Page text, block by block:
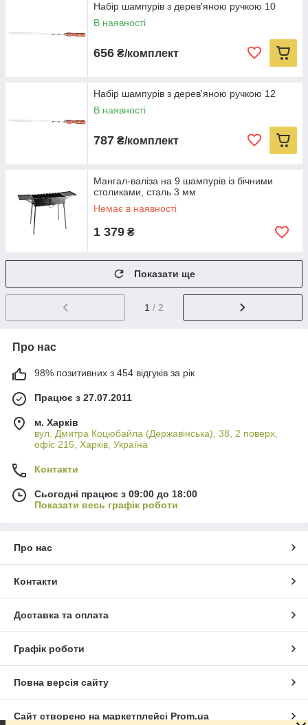
Набір шампурів з дерев'яною ручкою 10
В наявності
656 ₴/комплект
Набір шампурів з дерев'яною ручкою 12
В наявності
787 ₴/комплект
Мангал-валіза на 9 шампурів із бічними
столиками, сталь 3 мм
Немає в наявності
1 379 ₴
Показати ще
1 / 2
Про нас
98% позитивних з 454 відгуків за рік
Працює з 27.07.2011
м. Харків
вул. Дмитра Коцюбайла (Державінська), 38, 2 поверх,
офіс 215, Харків, Україна
Контакти
Сьогодні працює з 09:00 до 18:00
Показати весь графік роботи
Про нас
Контакти
Доставка та оплата
Графік роботи
Повна версія сайту
Сайт створено на маркетплейсі Prom.ua